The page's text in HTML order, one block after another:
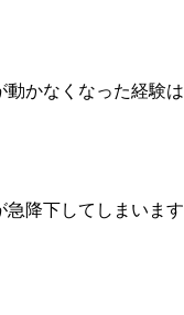
かなくなった経験は
急降下してしまいます